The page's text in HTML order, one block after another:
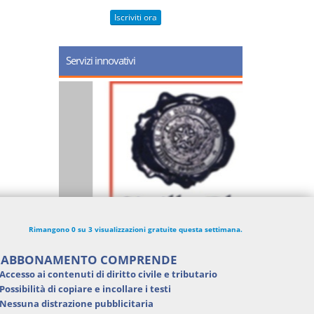
Iscriviti ora
Servizi innovativi
Rimangono 0 su 3 visualizzazioni gratuite questa settimana.
COMPRENDE
Accesso ai contenuti di diritto civile e tributario
Possibilità di copiare e incollare i testi
Nessuna distrazione pubblicitaria